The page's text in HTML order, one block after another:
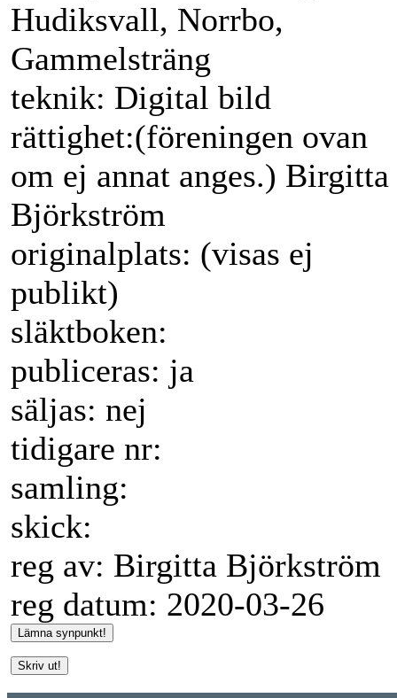
Hudiksvall, Norrbo,
Gammelsträng
teknik: Digital bild
rättighet:(föreningen ovan
om ej annat anges.) Birgitta
Björkström
originalplats: (visas ej
publikt)
släktboken:
publiceras: ja
säljas: nej
tidigare nr:
samling:
skick:
reg av: Birgitta Björkström
reg datum: 2020-03-26